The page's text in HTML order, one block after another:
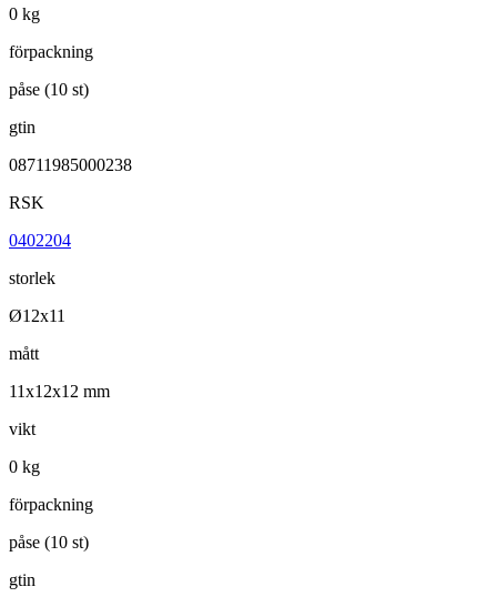
0 kg
förpackning
påse (10 st)
gtin
08711985000238
RSK
0402204
storlek
Ø12x11
mått
11x12x12 mm
vikt
0 kg
förpackning
påse (10 st)
gtin